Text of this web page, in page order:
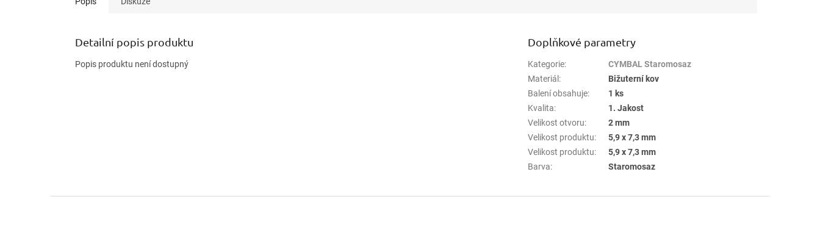
Detailní popis produktu
Popis produktu není dostupný
Doplňkové parametry
Kategorie:
CYMBAL Staromosaz
Materiál :
Bižuterní kov
Balení obsahuje:
1 ks
Kvalita:
1. Jakost
Velikost otvoru:
2 mm
Velikost produktu:
5,9 x 7,3 mm
Velikost produktu:
5,9 x 7,3 mm
Barva: Staromosaz